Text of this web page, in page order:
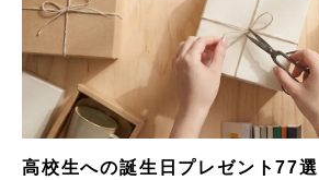
高校生への誕生日プレゼント77